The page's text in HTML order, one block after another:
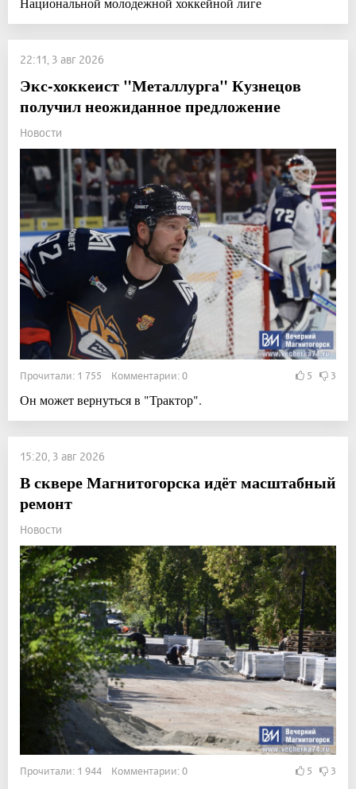
22:11, 3 авг 2026
Экс-хоккеист "Металлурга" Кузнецов
получил неожиданное предложение
Новости
Прочитали: 1 755 Комментарии: 0 5 3
Он может вернуться в "Трактор".
15:20, 3 авг 2026
В сквере Магнитогорска идёт масштабный
ремонт
Новости
Прочитали: 1 944 Комментарии: 0 5 3